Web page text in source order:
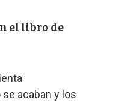
el libro de
acaban y los